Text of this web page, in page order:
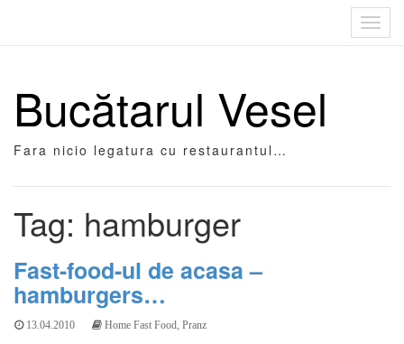
Bucătarul Vesel
Fara nicio legatura cu restaurantul…
Tag: hamburger
Fast-food-ul de acasa –
hamburgers…
13.04.2010 Home Fast Food Pranz